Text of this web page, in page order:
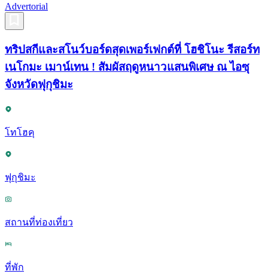
Advertorial
ทริปสกีและสโนว์บอร์ดสุดเพอร์เฟกต์ที่ โฮชิโนะ รีสอร์ท
เนโกมะ เมาน์เทน ! สัมผัสฤดูหนาวแสนพิเศษ ณ ไอซุ
จังหวัดฟุกุชิมะ
โทโฮคุ
ฟุกุชิมะ
สถานที่ท่องเที่ยว
ที่พัก